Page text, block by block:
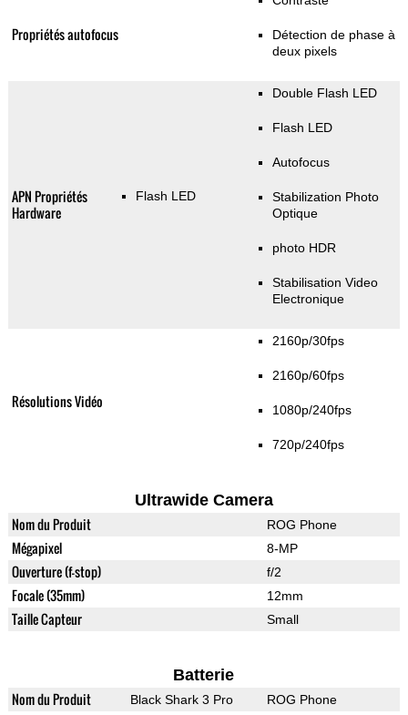
Propriétés autofocus
Détection de phase à
deux pixels
APN Propriétés
Hardware
Flash LED
Double Flash LED
Flash LED
Autofocus
Stabilization Photo
Optique
photo HDR
Stabilisation Video
Electronique
Résolutions Vidéo
2160p/30fps
2160p/60fps
1080p/240fps
720p/240fps
Ultrawide Camera
Nom du Produit ROG Phone
Mégapixel 8-MP
Ouverture (f-stop) f/2
Focale (35mm) 12mm
Taille Capteur Small
Batterie
Nom du Produit Black Shark 3 Pro ROG Phone